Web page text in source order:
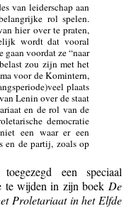
van leiderschap aan
rol spelen.
hier over te praten,
wordt dat vooral
voordat ze “naar
zou zijn met het
voor de Komintern,
plaats
Lenin over de staat
en de rol van de
democratie
een waar er een
en de partij, zoals op
een speciaal
te wijden in zijn boek De
Proletariaat in het Elfde